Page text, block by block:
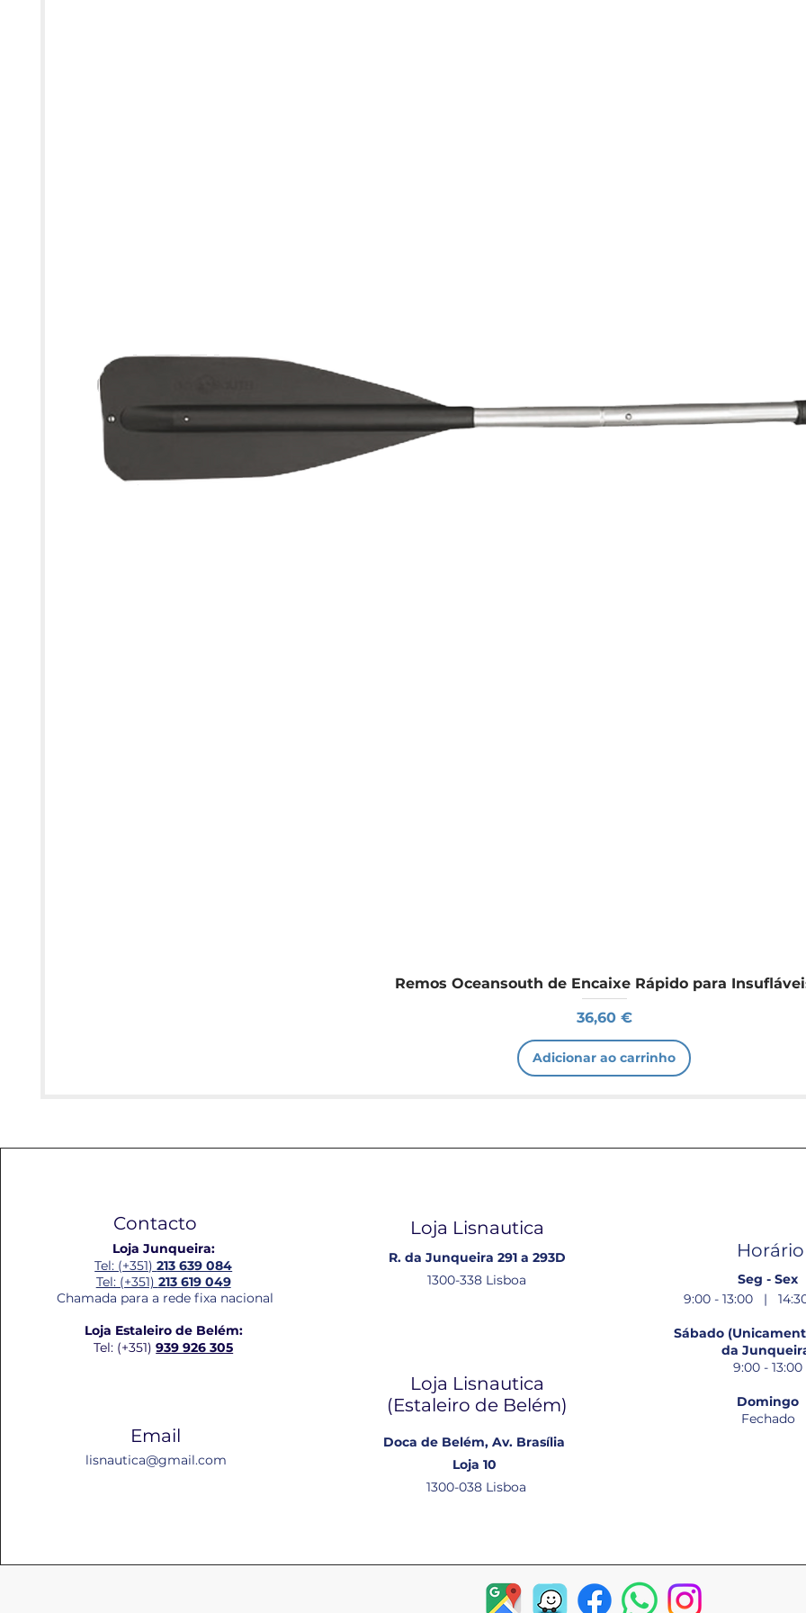
Remos Oceansouth de Encaixe Rápido para
Preço
36,60 €
Adicionar ao carrinho
Contacto
Loja Junqueira:
Tel: (+351)213 639 084
Tel: (+351) 213 619 049
Chamada para a rede fixa nacional
Loja Estaleiro de Belém:
Tel: (+351)939 926 305
Email
lisnautica@gmail.com
Loja Lisnautica
R. da Junqueira 291 a 293D
1300-338 Lisboa
Loja Lisnautica
(Estaleiro de Belém​)
Doca de Belém, Av. Brasília
Loja 10
1300-038 Lisboa
Horário
Seg - Sex
9:00 - 13:00 |
Sábado
da
9:00 - 13:00
Domingo
Fechado